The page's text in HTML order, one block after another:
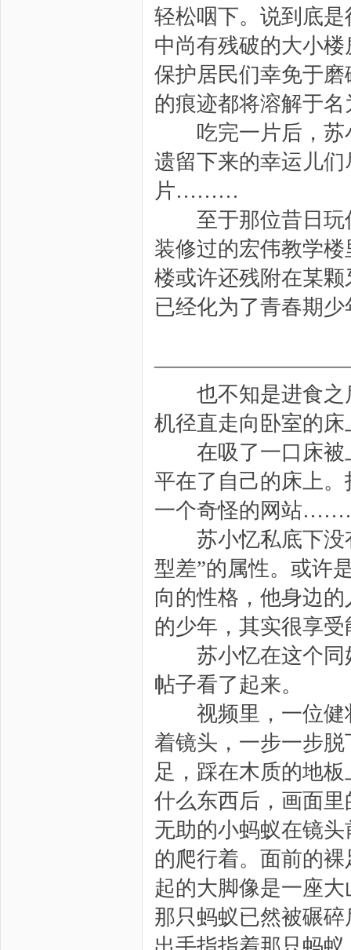
轻松咽下。说到底
中尚有残破的大小
保护居民们幸免于
的痕迹都将溶解于
吃完一片后，苏
遗留下来的幸运儿
片………
至于那位昔日玩
装修过的宏伟教学
楼或许还残附在某
已经化为了青春期
也不知是进食之
机径直走向卧室的
在吸了一口床被
平在了自己的床上
一个奇怪的网站
苏小忆私底下没
型差”的属性。或许
向的性格，他身边
的少年，其实很享
苏小忆在这个同
帖子看了起来。
视频里，一位健
着镜头，一步一步
足，踩在木质的地
什么东西后，画面
无助的小蚂蚁在镜
的爬行着。面前的
起的大脚像是一座
那只蚂蚁已然被碾